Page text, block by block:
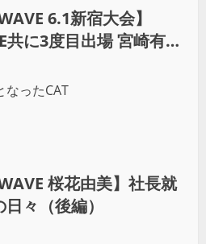
6.1新宿大会】
共に3度目出場 宮崎有妃
なったCAT
桜花由美】社長就
々（後編）